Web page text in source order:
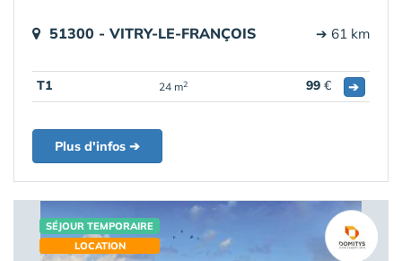
51300 - VITRY-LE-FRANÇOIS ➔ 61 km
T1 24 m2 99 € ➔
Plus d'infos ➔
SÉJOUR TEMPORAIRE
LOCATION